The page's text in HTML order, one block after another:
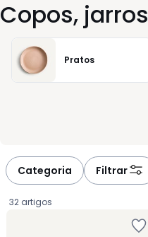
vistos
Copos, jarros
Pratos
Categoria Filtrar
32 artigos